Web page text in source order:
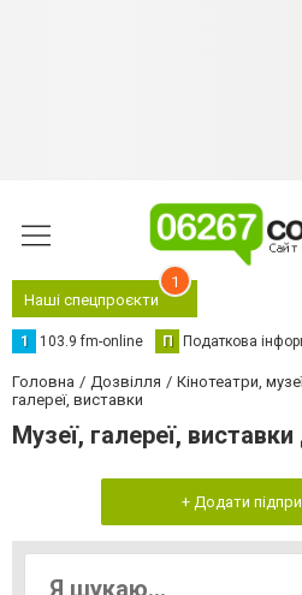
Наші спецпроєкти
1
1 103.9 fm-online П Податкова
Головна Дозвілля Кінотеатри,
галереї, виставки
Музеї, галереї,
+ Додати